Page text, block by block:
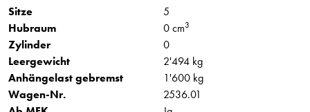
Sitze
5
Hubraum
0 cm3
Zylinder
0
Leergewicht
2'494 kg
Anhängelast gebremst
1'600 kg
Wagen-Nr.
2536.01